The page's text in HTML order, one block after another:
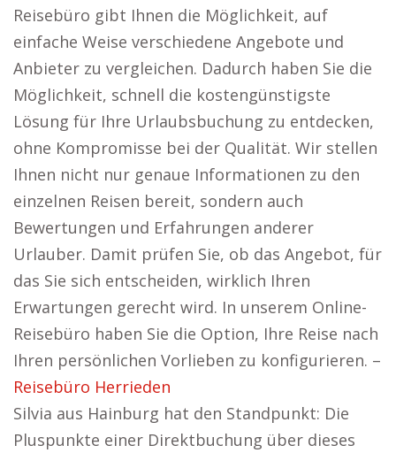
Reisebüro gibt Ihnen die Möglichkeit, auf
einfache Weise verschiedene Angebote und
Anbieter zu vergleichen. Dadurch haben Sie die
Möglichkeit, schnell die kostengünstigste
Lösung für Ihre Urlaubsbuchung zu entdecken,
ohne Kompromisse bei der Qualität. Wir stellen
Ihnen nicht nur genaue Informationen zu den
einzelnen Reisen bereit, sondern auch
Bewertungen und Erfahrungen anderer
Urlauber. Damit prüfen Sie, ob das Angebot, für
das Sie sich entscheiden, wirklich Ihren
Erwartungen gerecht wird. In unserem Online-
Reisebüro haben Sie die Option, Ihre Reise nach
Ihren persönlichen Vorlieben zu konfigurieren. –
Reisebüro Herrieden
Silvia aus Hainburg hat den Standpunkt: Die
Pluspunkte einer Direktbuchung über dieses